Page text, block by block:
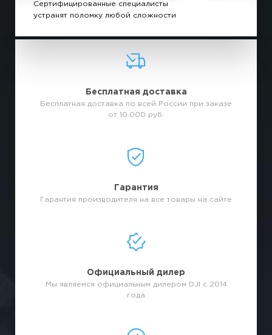
Сертифицированные специалисты
устранят поломку любой сложности
Бесплатная доставка
Бесплатная доставка по всей России при заказе
от 10.000 руб.
Гарантия
Гарантия производителя на все товары на сайте
Официальный дилер
Мы являемся официальным дилером DJI с 2014
года